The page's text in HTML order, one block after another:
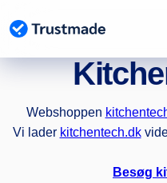
indhold
Webshoppen
Vi lader kitchentech.dk
Besøg